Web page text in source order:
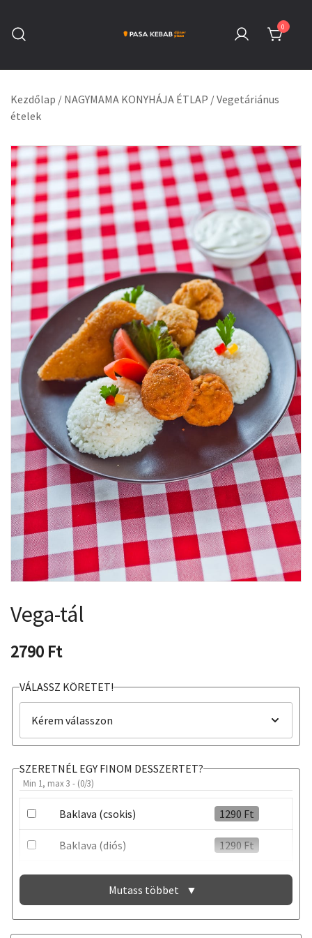
content
0
Kezdőlap / NAGYMAMA KONYHÁJA ÉTLAP /Vegetáriánus
ételek
Vega-tál
2790 Ft
VÁLASSZ KÖRETET!
SZERETNÉL EGY FINOM DESSZERTET?
Min 1, max 3 - (0/3)
Baklava (csokis) 1290 Ft
Baklava (diós) 1290Ft
Sült török tejberizs 1390Ft
Gyümölcsrizs 1390Ft
Mutass többet ▼